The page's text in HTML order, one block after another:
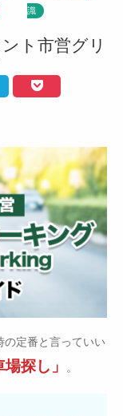
識
ト市営グリ
の定番と言っていい
場探し」 。